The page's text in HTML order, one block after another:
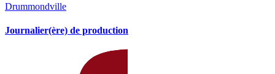
Drummondville
Journalier(ère) de production